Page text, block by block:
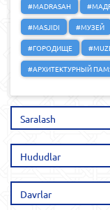
#MADRASAH
#MASJIDI
#МУЗЕЙ
#ГОРОДИЩЕ
#АРХИТЕКТУРНЫЙ
Saralash
Hududlar
Davrlar